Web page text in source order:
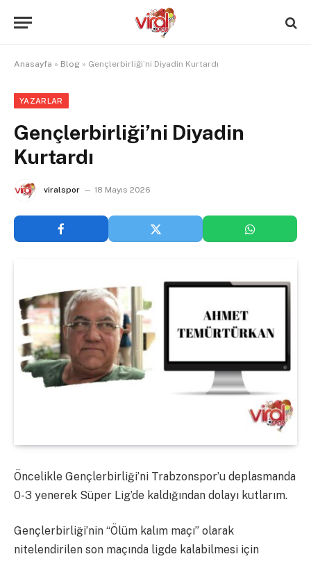
Anasayfa » Blog » Gençlerbirliği’ni Diyadin Kurtardı
YAZARLAR
Gençlerbirliği’ni Diyadin
Kurtardı
viralspor 18 Mayıs 2026
Öncelikle Gençlerbirliği’ni Trabzonspor’u deplasmanda
0-3 yenerek Süper Lig’de kaldığından dolayı kutlarım.
Gençlerbirliği’nin “Ölüm kalım maçı” olarak
nitelendirilen son maçında ligde kalabilmesi için